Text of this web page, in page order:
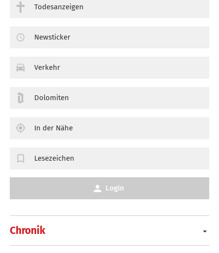
Chronik
Todesanzeigen
Newsticker
Verkehr
Dolomiten
In der Nähe
Lesezeichen
Login